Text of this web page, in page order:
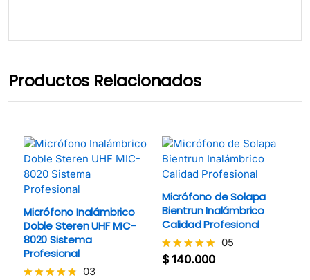
Productos Relacionados
Micrófono Inalámbrico
Doble Steren UHF MIC-
8020 Sistema
Profesional
03
Micrófono de Solapa
Bientrun Inalámbrico
Calidad Profesional
Valorado
05
$140.000